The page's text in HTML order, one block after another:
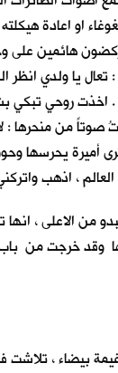
او اعادة
هائمين
تعال يا ولدي
اخذت روحي
صوتاً من
أميرة يحرسها
، اذهب
من الاعلى ،
وقد خرجت من
بيضاء ، تلاشت